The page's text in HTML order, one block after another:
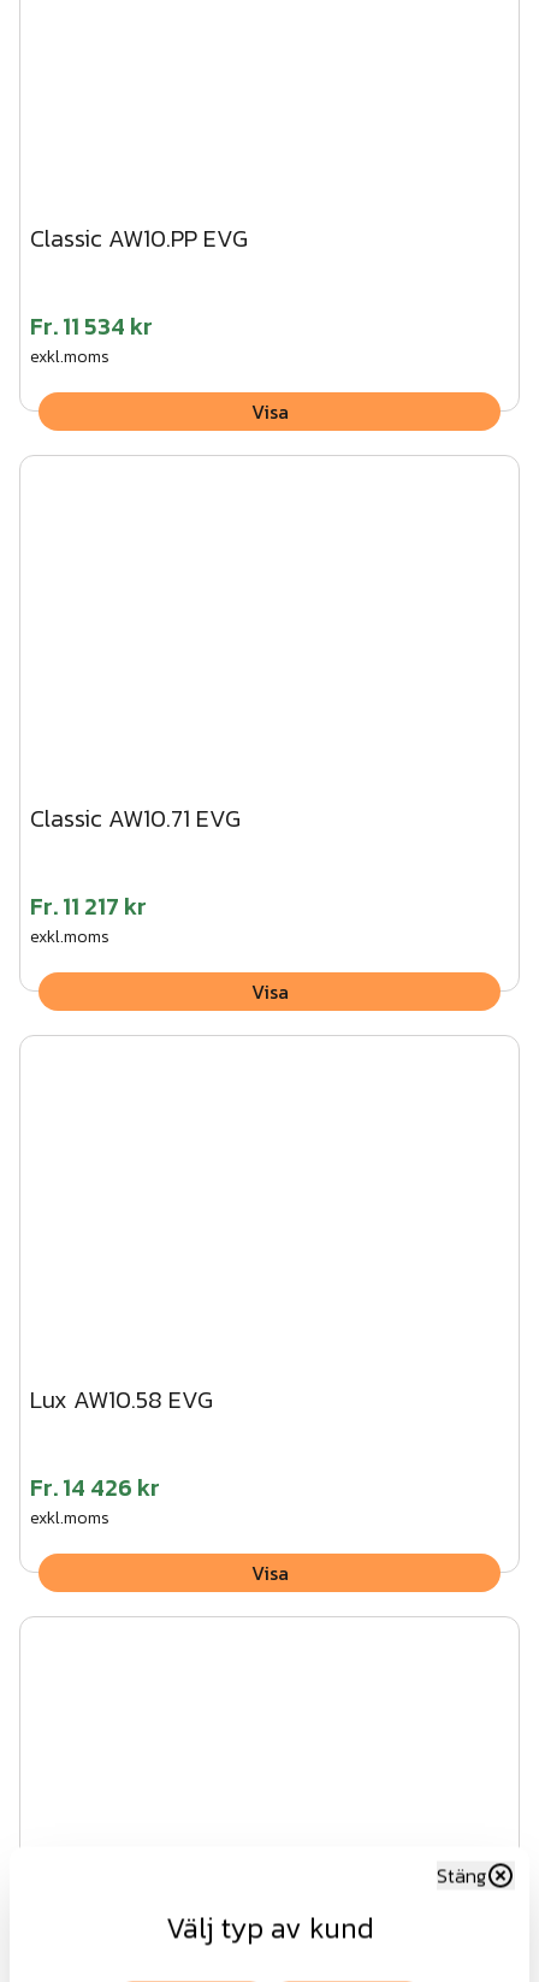
Classic AW10.PP EVG
Fr.11 534 kr
exkl.moms
Visa
Classic AW10.71 EVG
Fr.11 217 kr
exkl.moms
Visa
Lux AW10.58 EVG
Fr.14 426 kr
exkl.moms
Visa
Välj typ av kund
Stäng